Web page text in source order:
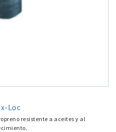
Loc
resistente a aceites y al